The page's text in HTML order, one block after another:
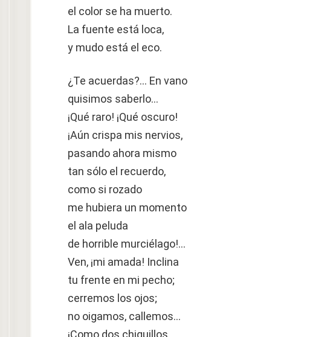
el color se ha muerto.
La fuente está loca,
y mudo está el eco.
¿Te acuerdas?… En vano
quisimos saberlo…
¡Qué raro! ¡Qué oscuro!
¡Aún crispa mis nervios,
pasando ahora mismo
tan sólo el recuerdo,
como si rozado
me hubiera un momento
el ala peluda
de horrible murciélago!…
Ven, ¡mi amada! Inclina
tu frente en mi pecho;
cerremos los ojos;
no oigamos, callemos…
¡Como dos chiquillos